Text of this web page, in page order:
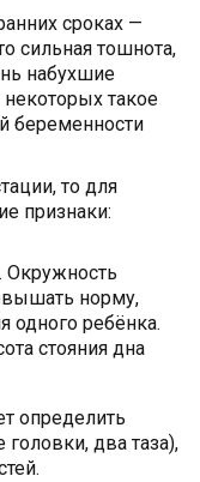
сроках —
сильная тошнота,
набухшие
такое
беременности
то для
признаки:
Окружность
норму,
одного ребёнка.
стояния дна
определить
два таза),